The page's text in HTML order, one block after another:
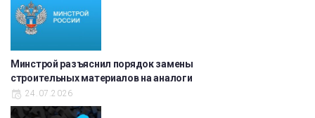
Минстрой разъяснил порядок замены
строительных материалов на аналоги
24.07.2026